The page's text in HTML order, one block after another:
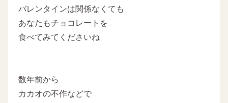
バレンタインは関係なくても
あなたもチョコレートを
食べてみてくださいね
数年前から
カカオの不作などで